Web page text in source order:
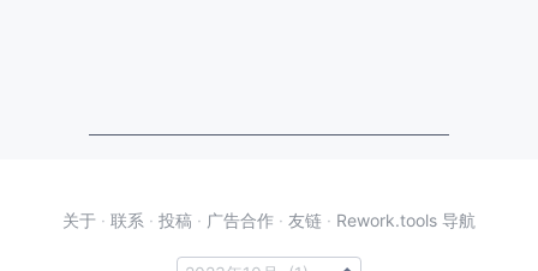
关于 · 联系 · 投稿 · 广告合作 · 友链 · Rework.tools 导航